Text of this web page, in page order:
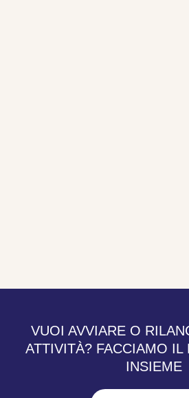
VUOI AVVIARE O
ATTIVITÀ? FACCIAMO IL
INSIEME